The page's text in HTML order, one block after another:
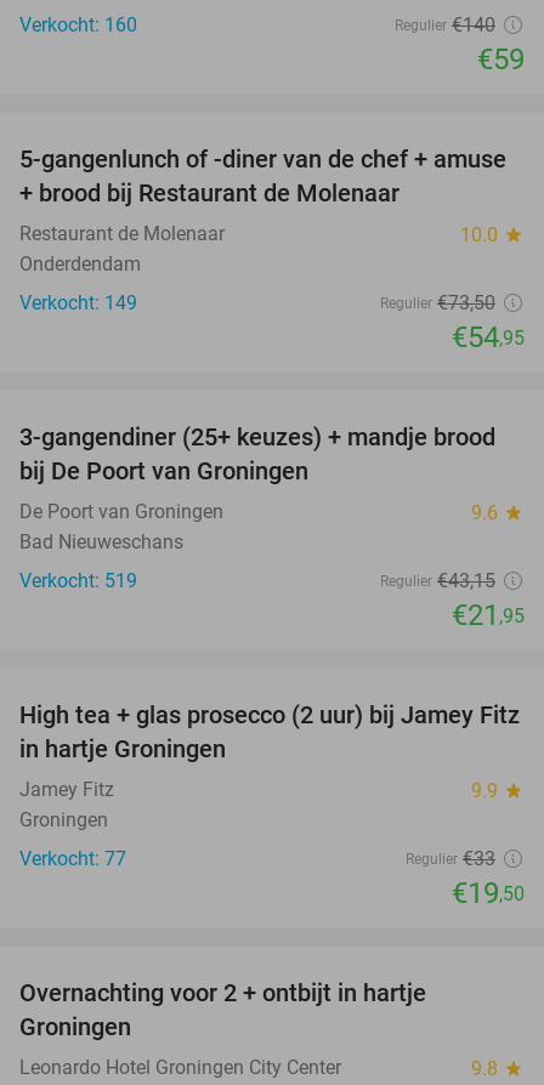
Verkocht: 160
Regulier €140
€59
25%
5-gangenlunch of -diner van de chef + amuse
+ brood bij Restaurant de Molenaar
Restaurant de Molenaar 10.0 star
Onderdendam
Verkocht: 149
Regulier €73,50
€54,95
49%
3-gangendiner (25+ keuzes) + mandje brood
bij De Poort van Groningen
De Poort van Groningen 9.6 star
Bad Nieuweschans
Verkocht: 519
Regulier €43,15
€21 ,95
41%
High tea + glas prosecco (2 uur) bij Jamey Fitz
in hartje Groningen
Jamey Fitz 9.9 star
Groningen
Verkocht: 77
Regulier €33
€19,50
Overnachting voor 2 + ontbijt in hartje
Groningen
Leonardo Hotel Groningen City Center 9.8 star